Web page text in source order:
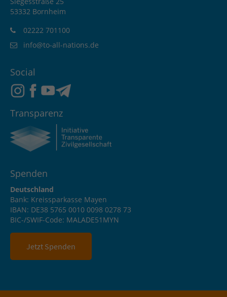
53332 Bornheim
02222 701100
info@to-all-nations.de
Social
Transparenz
Spenden
Deutschland
Bank: Kreissparkasse Mayen
IBAN: DE38 5765 0010 0098 0278 73
BIC-/SWIF-Code: MALADE51MYN
Jetzt Spenden